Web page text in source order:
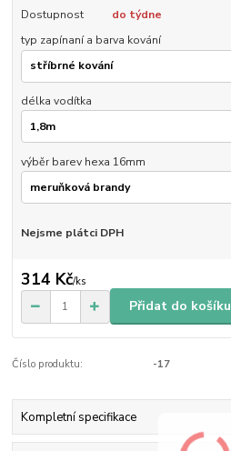
Dostupnost
do týdne
typ zapínaní a barva kování
délka vodítka
výběr barev hexa 16mm
Nejsme plátci DPH
314 Kč/ks
Přidat do košíku
Číslo produktu: -17
Kompletní specifikace